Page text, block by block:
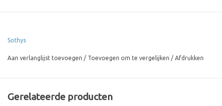
De zachte textuur maakt het aanbrengen gemakkelijk en de
Sothys
Aan verlanglijst toevoegen / Toevoegen om te vergelijken / Afdrukken
Gerelateerde producten